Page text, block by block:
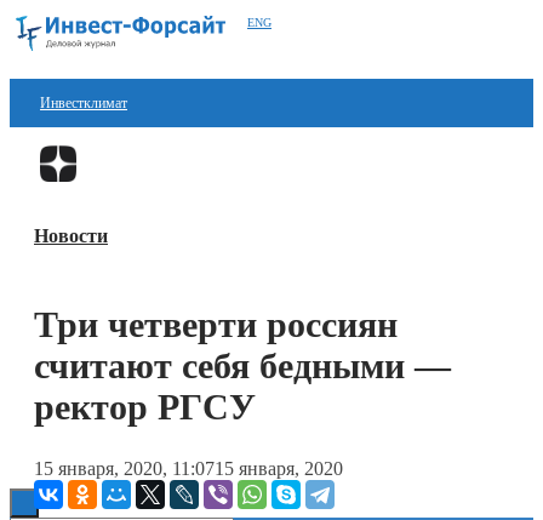
ENG
Инвестклимат
Финансы
Блокчейн
Технологии
Новости
Три четверти россиян
считают себя бедными —
ректор РГСУ
15 января, 2020, 11:0715 января, 2020